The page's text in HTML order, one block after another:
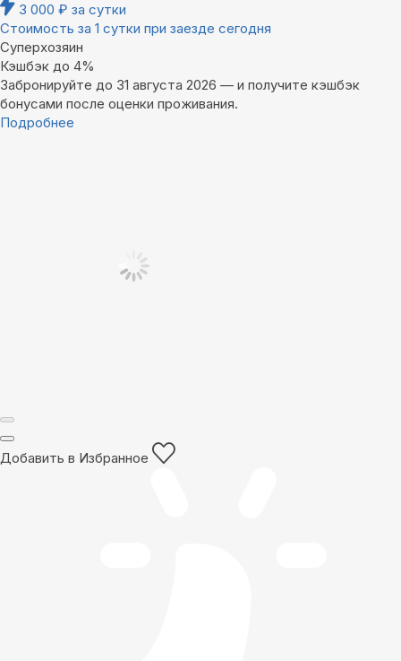
3 000 ₽ за сутки
Стоимость за 1 сутки при заезде сегодня
Суперхозяин
Кэшбэк до 4%
Забронируйте до 31 августа 2026 — и получите кэшбэк
бонусами после оценки проживания.
Подробнее
Добавить в Избранное